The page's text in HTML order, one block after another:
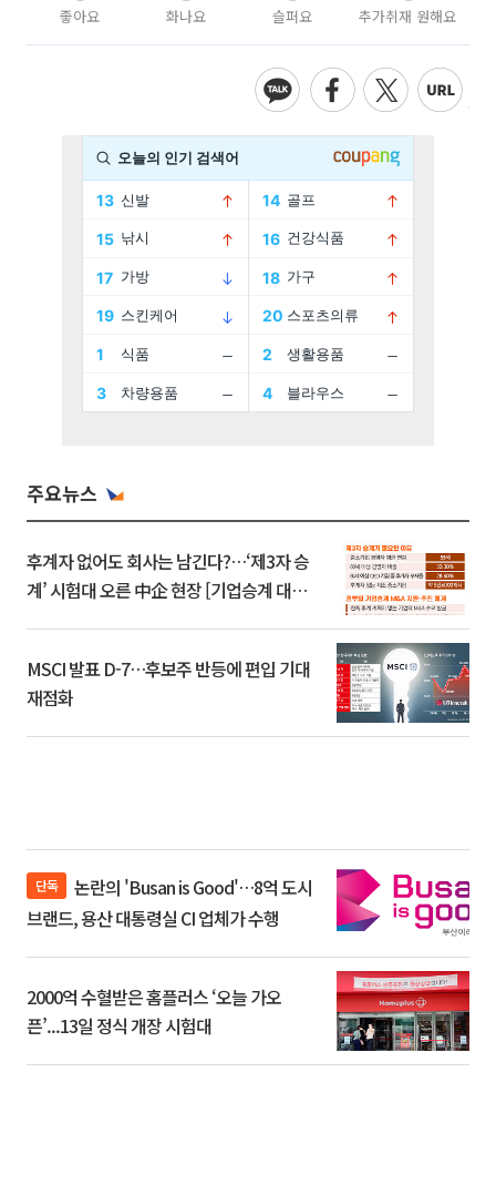
좋아요 화나요 슬퍼요 추가취재 원해요
주요뉴스
후계자 없어도 회사는 남긴다?…‘제3자 승
계’ 시험대 오른 中企 현장 [기업승계 대전
MSCI 발표 D-7…후보주 반등에 편입 기대
재점화
단독
브랜드, 용산 대통령실 CI 업체가 수행
2000억 수혈받은 홈플러스 ‘오늘 가오
픈’...13일 정식 개장 시험대